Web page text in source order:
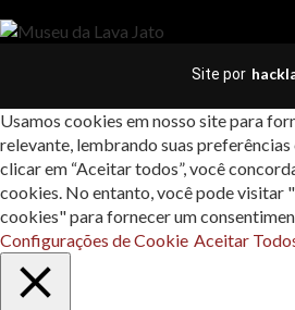
Site por
Usamos cookies em nosso site para
relevante, lembrando suas
clicar em “Aceitar todos”, você
cookies. No entanto, você pode visitar
cookies" para fornecer um
Configurações de Cookie Aceitar